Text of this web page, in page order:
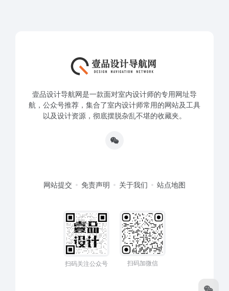
壹品设计导航网是一款面对室内设计师的专用网址导
航，公众号推荐，集合了室内设计师常用的网站及工具
以及设计资源，彻底摆脱杂乱不堪的收藏夹。
网站提交 免责声明 关于我们 站点地图
扫码关注公众号 扫码加微信